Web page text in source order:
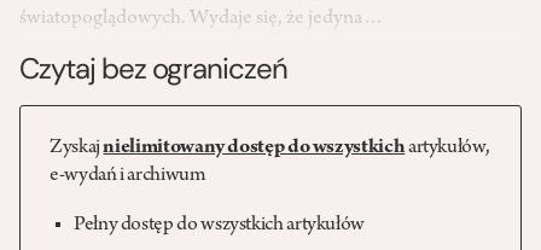
światopoglądowych. Wydaje się, że jedyna…
Czytaj bez ograniczeń
Zyskajnielimitowany dostęp do wszystkichartykułów,
e-wydań i archiwum
Pełny dostęp do wszystkich artykułów